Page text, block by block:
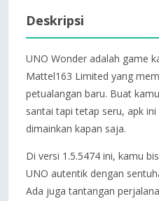
Deskripsi
UNO Wonder adalah game
Mattel163 Limited yang
petualangan baru. Buat
santai tapi tetap seru, apk
dimainkan kapan saja.
Di versi 1.5.5474 ini, kamu
UNO autentik dengan
Ada juga tantangan